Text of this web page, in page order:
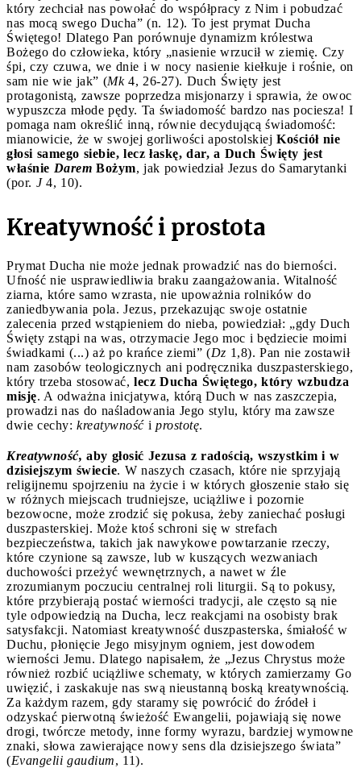
który zechciał nas powołać do współpracy z Nim i pobudzać
nas mocą swego Ducha” (n. 12). To jest prymat Ducha
Świętego! Dlatego Pan porównuje dynamizm królestwa
Bożego do człowieka, który „nasienie wrzucił w ziemię. Czy
śpi, czy czuwa, we dnie i w nocy nasienie kiełkuje i rośnie, on
sam nie wie jak” (Mk4, 26-27). Duch Święty jest
protagonistą, zawsze poprzedza misjonarzy i sprawia, że owoc
wypuszcza młode pędy. Ta świadomość bardzo nas pociesza! I
pomaga nam określić inną, równie decydującą świadomość:
mianowicie, że w swojej gorliwości apostolskiej Kościół nie
głosi samego siebie, lecz łaskę, dar, a Duch Święty jest
właśnie Darem Bożym, jak powiedział Jezus do Samarytanki
(por. J 4, 10).
Kreatywność i prostota
Prymat Ducha nie może jednak prowadzić nas do bierności.
Ufność nie usprawiedliwia braku zaangażowania. Witalność
ziarna, które samo wzrasta, nie upoważnia rolników do
zaniedbywania pola. Jezus, przekazując swoje ostatnie
zalecenia przed wstąpieniem do nieba, powiedział: „gdy Duch
Święty zstąpi na was, otrzymacie Jego moc i będziecie moimi
świadkami (...) aż po krańce ziemi” (Dz 1,8). Pan nie zostawił
nam zasobów teologicznych ani podręcznika duszpasterskiego,
który trzeba stosować, lecz Ducha Świętego, który wzbudza
misję. A odważna inicjatywa, którą Duch w nas zaszczepia,
prowadzi nas do naśladowania Jego stylu, który ma zawsze
dwie cechy: kreatywnośći prostotę.
Kreatywność, aby głosić Jezusa z radością, wszystkim i w
dzisiejszym świecie. W naszych czasach, które nie sprzyjają
religijnemu spojrzeniu na życie i w których głoszenie stało się
w różnych miejscach trudniejsze, uciążliwe i pozornie
bezowocne, może zrodzić się pokusa, żeby zaniechać posługi
duszpasterskiej. Może ktoś schroni się w strefach
bezpieczeństwa, takich jak nawykowe powtarzanie rzeczy,
które czynione są zawsze, lub w kuszących wezwaniach
duchowości przeżyć wewnętrznych, a nawet w źle
zrozumianym poczuciu centralnej roli liturgii. Są to pokusy,
które przybierają postać wierności tradycji, ale często są nie
tyle odpowiedzią na Ducha, lecz reakcjami na osobisty brak
satysfakcji. Natomiast kreatywność duszpasterska, śmiałość w
Duchu, płonięcie Jego misyjnym ogniem, jest dowodem
wierności Jemu. Dlatego napisałem, że „Jezus Chrystus może
również rozbić uciążliwe schematy, w których zamierzamy Go
uwięzić, i zaskakuje nas swą nieustanną boską kreatywnością.
Za każdym razem, gdy staramy się powrócić do źródeł i
odzyskać pierwotną świeżość Ewangelii, pojawiają się nowe
drogi, twórcze metody, inne formy wyrazu, bardziej wymowne
znaki, słowa zawierające nowy sens dla dzisiejszego świata”
(Evangelii gaudium, 11).